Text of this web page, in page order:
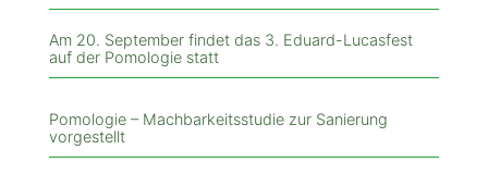
Am 20. September findet das 3. Eduard-Lucasfest
auf der Pomologie statt
Pomologie – Machbarkeitsstudie zur Sanierung
vorgestellt